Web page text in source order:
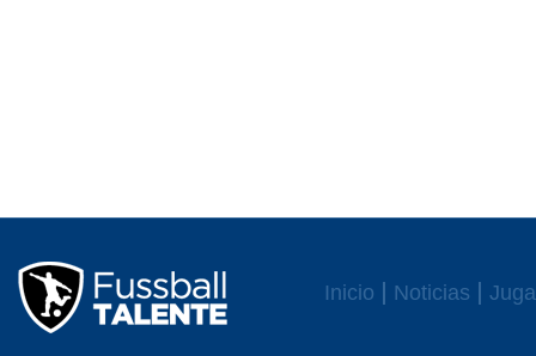
Inicio Noticias